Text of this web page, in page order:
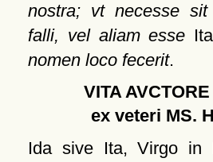
nostra; vt necesse sit
falli, vel aliam esse
nomen loco fecerit.
VITA
ex veteri MS.
Ida sive Ita, Virgo in